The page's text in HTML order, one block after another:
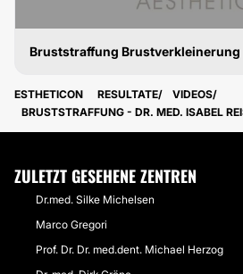
Bruststraffung Brustverkleinerung
ESTHETICON RESULTATE
VIDEOS
BRUSTSTRAFFUNG - DR. MED. ISABEL
ZULETZT GESEHENE ZENTREN
Dr.med. Silke Michelsen
Marco Gregori
Prof. Dr. Dr. med.dent. Michael Herzog